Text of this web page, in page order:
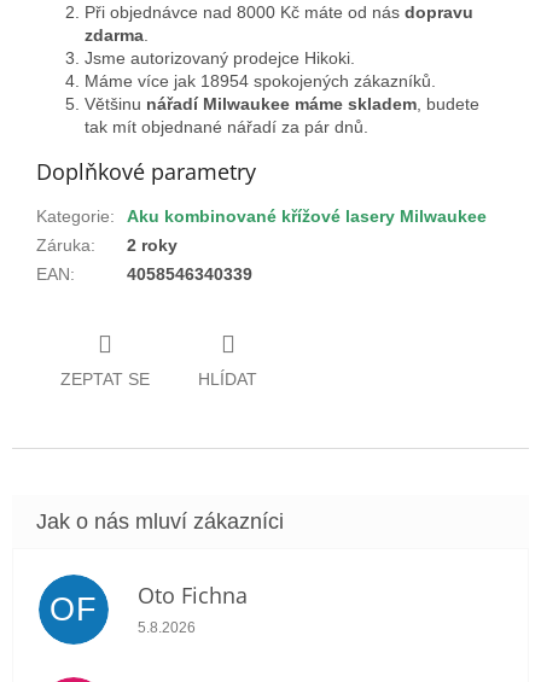
Při objednávce nad 8000 Kč máte od nás dopravu
zdarma
Jsme autorizovaný prodejce Hikoki.
Máme více jak 18954 spokojených zákazníků.
Většinu nářadí Milwaukee máme skladem , budete
tak mít objednané nářadí za pár dnů.
Doplňkové parametry
Kategorie:
Aku kombinované křížové lasery Milwaukee
Záruka:
2 roky
EAN: 4058546340339
ZEPTAT SE HLÍDAT
OF Oto Fichna
Hodnocení obchodu je 5 z 5 hvězdiček.
5.8.2026